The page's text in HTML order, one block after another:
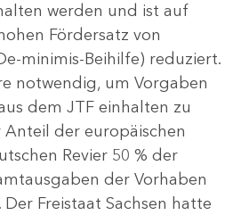
werden und ist auf
Fördersatz von
minimis-Beihilfe) reduziert.
notwendig, um Vorgaben
dem JTF einhalten zu
Anteil der europäischen
Revier 50 % der
der Vorhaben
Freistaat Sachsen hatte